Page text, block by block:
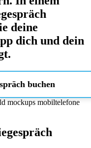
deine
dich und dein
buchen